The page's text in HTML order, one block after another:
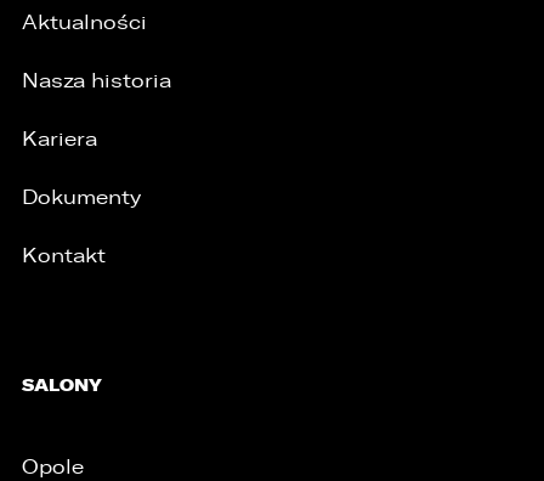
Aktualności
Nasza historia
Kariera
Dokumenty
Kontakt
SALONY
Opole